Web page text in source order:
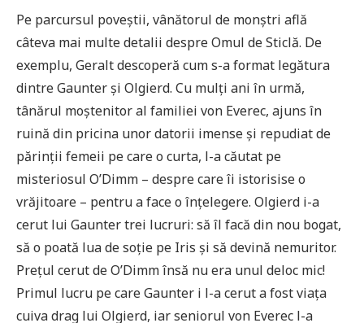
Pe parcursul poveștii, vânătorul de monștri află
câteva mai multe detalii despre Omul de Sticlă. De
exemplu, Geralt descoperă cum s-a format legătura
dintre Gaunter și Olgierd. Cu mulți ani în urmă,
tânărul moștenitor al familiei von Everec, ajuns în
ruină din pricina unor datorii imense și repudiat de
părinții femeii pe care o curta, l-a căutat pe
misteriosul O’Dimm – despre care îi istorisise o
vrăjitoare – pentru a face o înțelegere. Olgierd i-a
cerut lui Gaunter trei lucruri: să îl facă din nou bogat,
să o poată lua de soție pe Iris și să devină nemuritor.
Prețul cerut de O’Dimm însă nu era unul deloc mic!
Primul lucru pe care Gaunter i l-a cerut a fost viața
cuiva drag lui Olgierd, iar seniorul von Everec l-a